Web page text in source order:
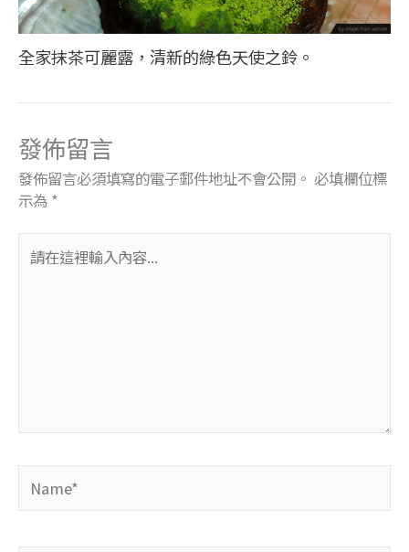
全家抹茶可麗露，清新的綠色天使之鈴。
發佈留言
發佈留言必須填寫的電子郵件地址不會公開。 必填欄位標
示為 *
在